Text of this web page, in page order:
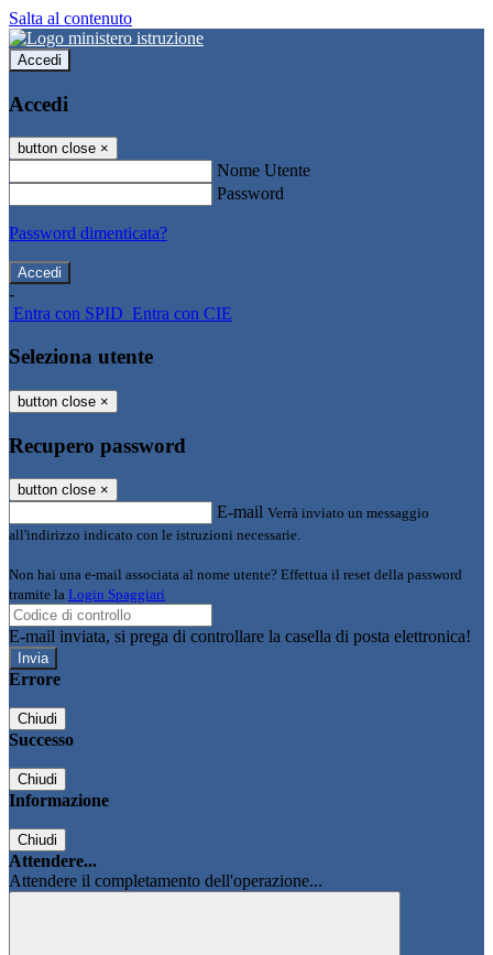
Salta al contenuto
Accedi
Accedi
button close ×
Nome Utente
Password
Password dimenticata?
-
Entra con SPID Entra con CIE
Seleziona utente
button close ×
Recupero password
button close ×
E-mail Verrà inviato un messaggio
all'indirizzo indicato con le istruzioni necessarie.
Non hai una e-mail associata al nome utente? Effettua il reset della password
tramite la Login Spaggiari
E-mail inviata, si prega di controllare la casella di posta elettronica!
Errore
Chiudi
Successo
Chiudi
Informazione
Chiudi
Attendere...
Attendere il completamento dell'operazione...